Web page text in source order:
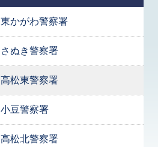
東かがわ警察署
さぬき警察署
高松東警察署
小豆警察署
高松北警察署